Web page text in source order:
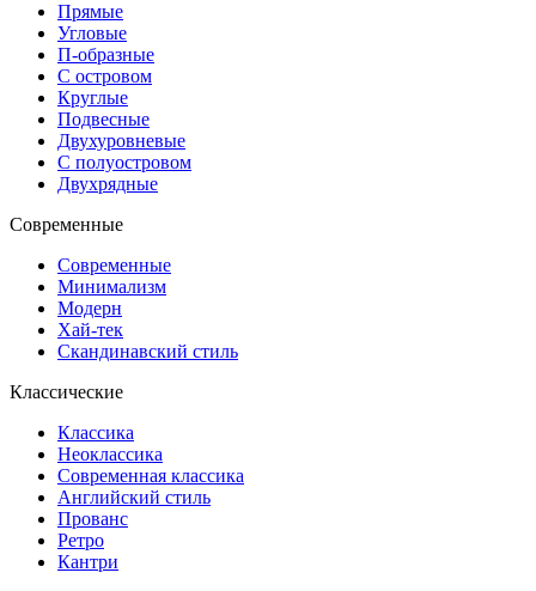
Прямые
Угловые
П-образные
С островом
Круглые
Подвесные
Двухуровневые
С полуостровом
Двухрядные
Современные
Современные
Минимализм
Модерн
Хай-тек
Скандинавский стиль
Классические
Классика
Неоклассика
Современная классика
Английский стиль
Прованс
Ретро
Кантри